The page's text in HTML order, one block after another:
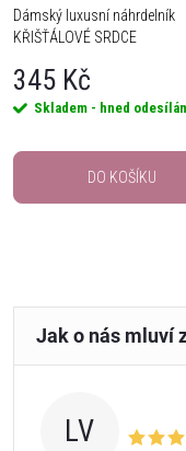
Dámský luxusní náhrdelník
KŘIŠŤÁLOVÉ SRDCE
345 Kč
Skladem - hned
DO KOŠÍKU
LV